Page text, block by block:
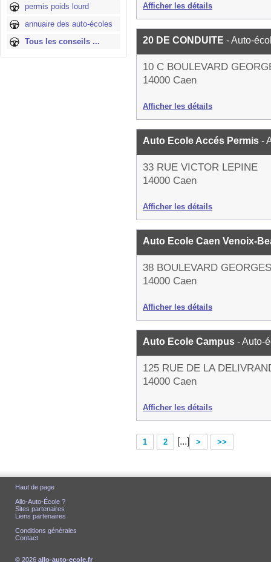
permis poids lourd
annuaire des auto-écoles
Tous les conseils ...
Afficher les détails
20 DE CONDUITE - Auto-
10 C BOULEVARD
14000 Caen
Afficher les détails
Auto Ecole Accés Permis -
33 RUE VICTOR LEPINE
14000 Caen
Afficher les détails
Auto Ecole Caen Venoix-
38 BOULEVARD
14000 Caen
Afficher les détails
Auto Ecole Campus - Auto-
125 RUE DE LA
14000 Caen
Afficher les détails
1 2 [...] > >>
Haut de page
Allo-Auto-École ?
Sites partenaires
Liens partenaires
Conditions générales
Contact
© 2026 allo-auto-ecole.fr